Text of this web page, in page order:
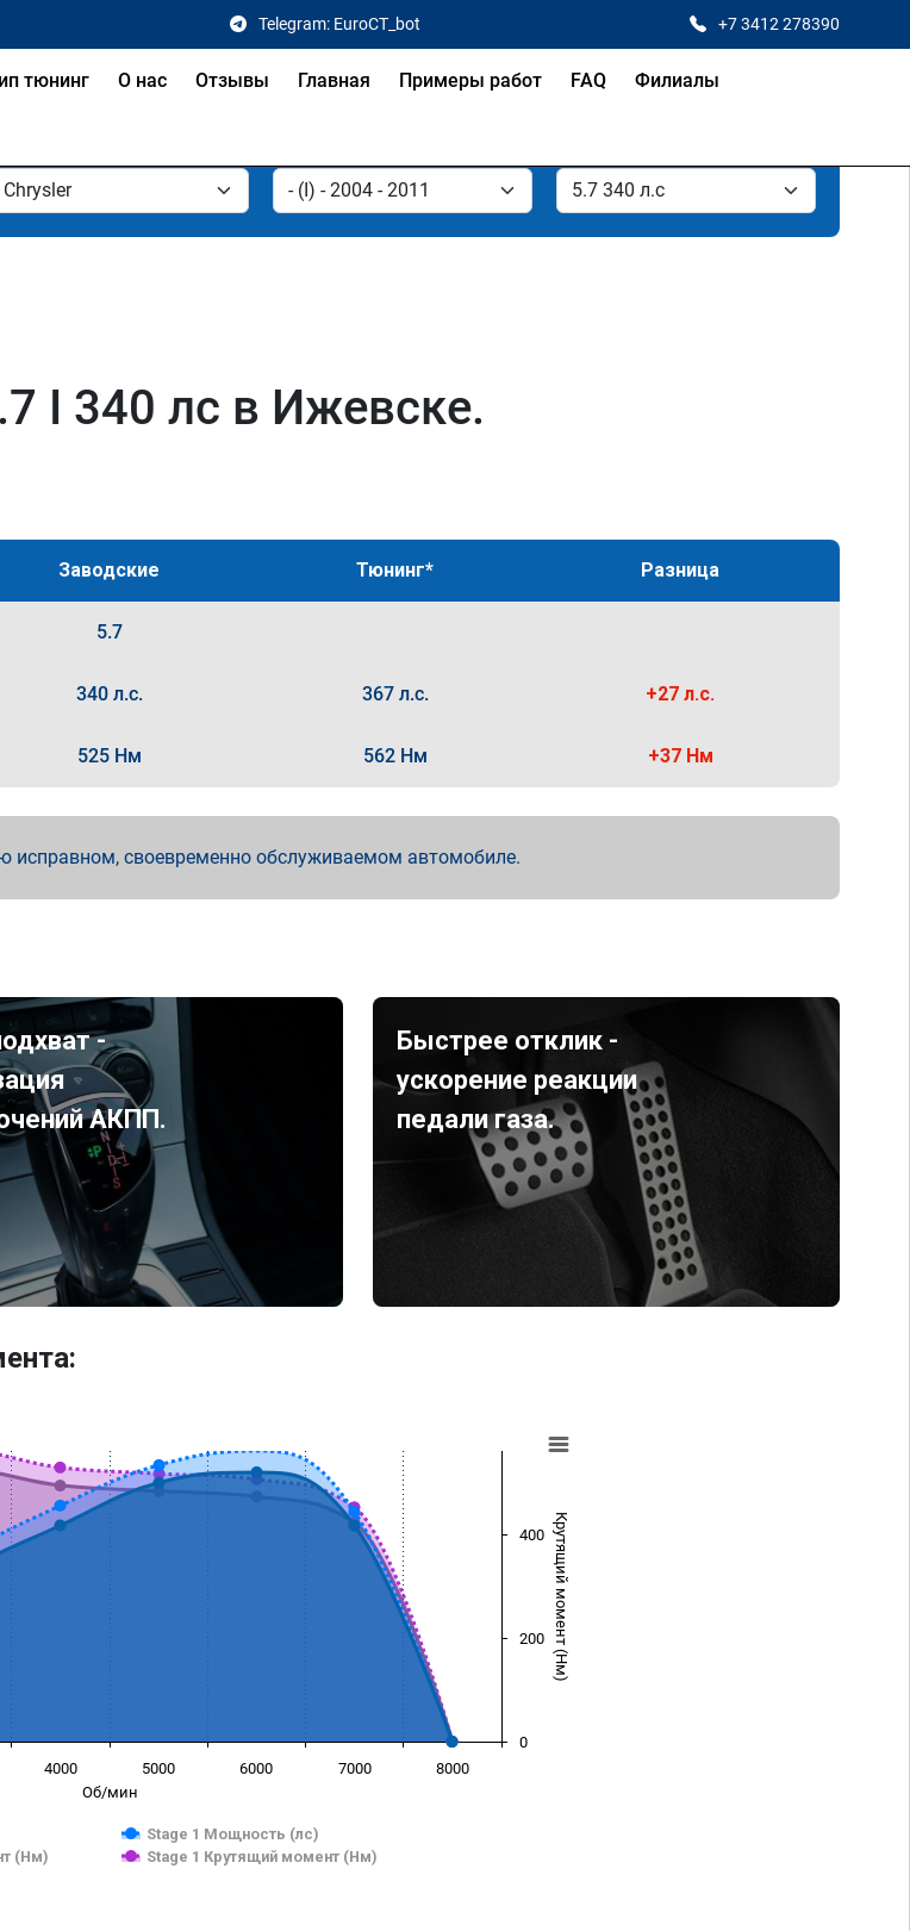
Telegram: EuroCT_bot +7 3412 278390
тюнинг О нас Отзывы Главная Примеры работ FAQ Филиалы
I 340 лс в Ижевске.
Заводские Тюнинг* Разница
5.7
340 л.с. 367 л.с. +27 л.с.
525 Нм 562 Нм +37 Нм
исправном, своевременно обслуживаемом автомобиле.
-
АКПП.
Быстрее отклик -
ускорение реакции
педали газа.
Об/мин
Крутящий момент (Нм)
Stage 1 Мощность (лс)
(Нм)
Stage 1 Крутящий момент (Нм)
4000 5000 6000 7000 8000
0
200
400